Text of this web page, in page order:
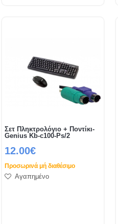
Σετ Πληκτρολόγιο + Ποντίκι-
Genius Kb-c100-Ps/2
12.00€
Προσωρινά μή διαθέσιμο
Αγαπημένο